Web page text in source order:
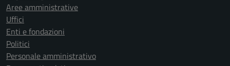
Aree amministrative
Uffici
Enti e fondazioni
Politici
Personale amministrativo